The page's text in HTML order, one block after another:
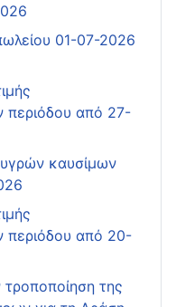
01-07-2026
από 27-
υγρών καυσίμων
από 20-
τροποποίηση της